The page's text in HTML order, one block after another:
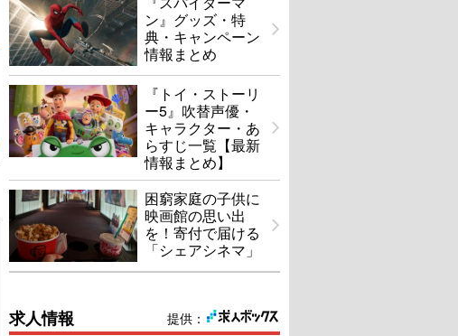
ン』グッズ・特
典・キャンペーン
情報まとめ
『トイ・ストーリ
ー5』吹替声優・
キャラクター・あ
らすじ一覧【最新
情報まとめ】
困窮家庭の子供に
映画館の思い出
を！寄付で届ける
「シェアシネマ」
提供：
求人情報